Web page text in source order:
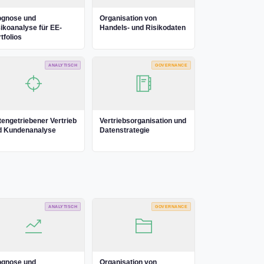
und
für EE-
Organisation von
Handels- und Risikodaten
ANALYTISCH
Vertrieb
Kundenanalyse
GOVERNANCE
Vertriebsorganisation und
Datenstrategie
ANALYTISCH
und
GOVERNANCE
Organisation von